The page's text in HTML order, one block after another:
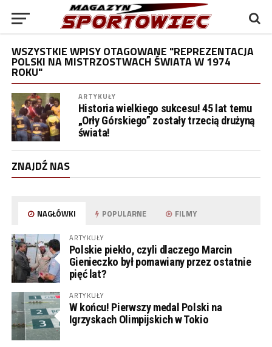
WSZYSTKIE WPISY OTAGOWANE "REPREZENTACJA
POLSKI NA MISTRZOSTWACH ŚWIATA W 1974
ROKU"
ARTYKUŁY
Historia wielkiego sukcesu! 45 lat temu
„Orły Górskiego” zostały trzecią drużyną
świata!
ZNAJDŹ NAS
NAGŁÓWKI POPULARNE FILMY
ARTYKUŁY
Polskie piekło, czyli dlaczego Marcin
Gienieczko był pomawiany przez ostatnie
pięć lat?
ARTYKUŁY
W końcu! Pierwszy medal Polski na
Igrzyskach Olimpijskich w Tokio